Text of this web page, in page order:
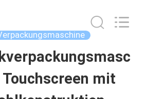
mit